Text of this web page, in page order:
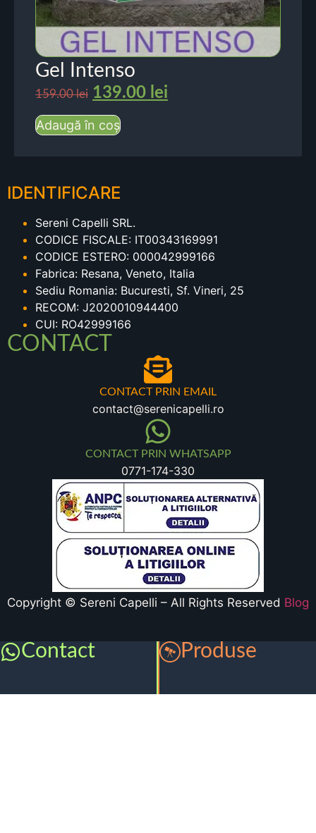
Gel Intenso
159.00lei 139.00 lei
Adaugă în coș
IDENTIFICARE
Sereni Capelli SRL.
CODICE FISCALE: IT00343169991
CODICE ESTERO: 000042999166
Fabrica: Resana, Veneto, Italia
Sediu Romania: Bucuresti, Sf. Vineri, 25
RECOM: J2020010944400
CUI: RO42999166
CONTACT
CONTACT PRIN EMAIL
contact@serenicapelli.ro
CONTACT PRIN WHATSAPP
0771-174-330
Copyright © Sereni Capelli – All Rights Reserved Blog
Contact Produse